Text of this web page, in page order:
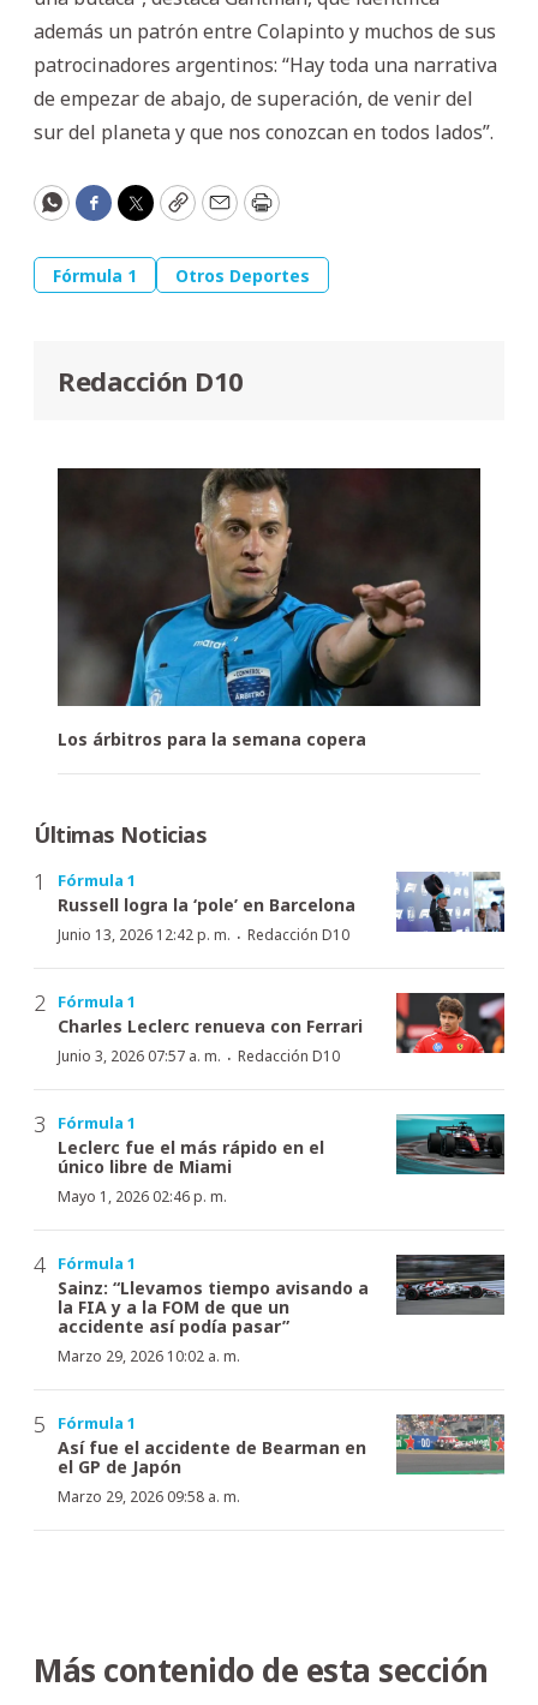
además un patrón entre Colapinto y muchos de sus
patrocinadores argentinos: “Hay toda una narrativa
de empezar de abajo, de superación, de venir del
sur del planeta y que nos conozcan en todos lados”.
WhatsApp
Facebook
Twitter
CopyEmailPrint
Fórmula 1 Otros Deportes
Redacción D10
Los árbitros para la semana copera
Últimas Noticias
Fórmula 1
Russell logra la ‘pole’ en Barcelona
Junio 13, 2026 12:42 p. m. · Redacción D10
Fórmula 1
Charles Leclerc renueva con Ferrari
Junio 3, 2026 07:57 a. m. · Redacción D10
Fórmula 1
Leclerc fue el más rápido en el
único libre de Miami
Mayo 1, 2026 02:46 p. m.
Fórmula 1
Sainz: “Llevamos tiempo avisando a
la FIA y a la FOM de que un
accidente así podía pasar”
Marzo 29, 2026 10:02 a. m.
Fórmula 1
Así fue el accidente de Bearman en
el GP de Japón
Marzo 29, 2026 09:58 a. m.
Más contenido de esta sección